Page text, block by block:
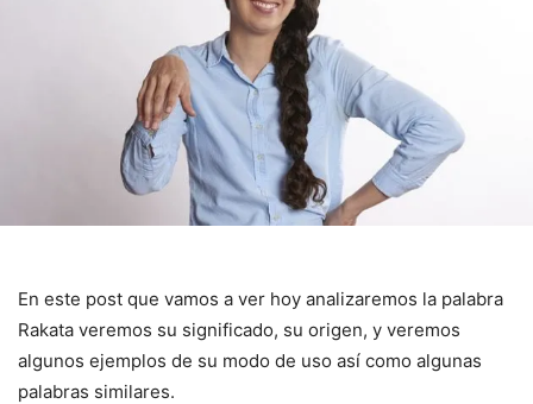
En este post que vamos a ver hoy analizaremos la palabra
Rakata veremos su significado, su origen, y veremos
algunos ejemplos de su modo de uso así como algunas
palabras similares.